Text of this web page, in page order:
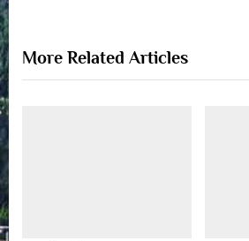
:
More Related Articles